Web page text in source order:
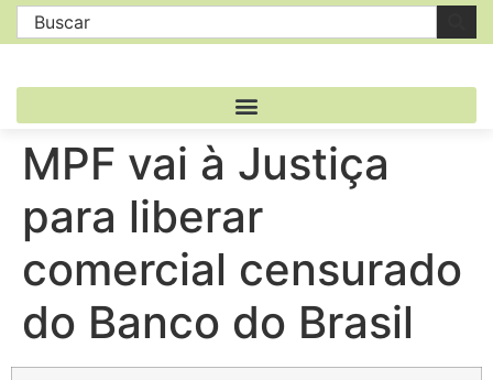
MPF vai à Justiça
para liberar
comercial censurado
do Banco do Brasil